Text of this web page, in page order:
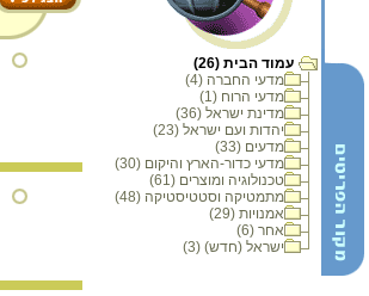
עמוד הבית (26)
מדעי החברה (4)
מדעי הרוח (1)
מדינת ישראל (36)
יהדות ועם ישראל (23)
מדעים (33)
מדעי כדור-הארץ והיקום (30)
טכנולוגיה ומוצרים (61)
מתמטיקה וסטטיסטיקה (48)
אמנויות (29)
אחר (6)
ישראל (חדש) (3)